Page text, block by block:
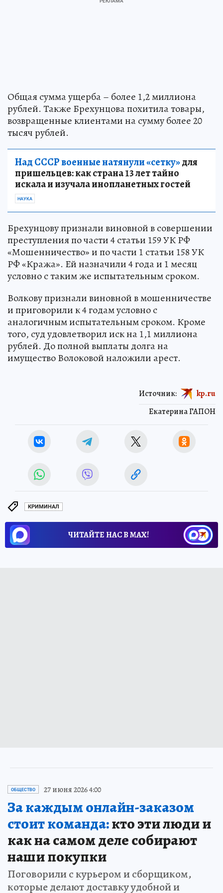
Общая сумма ущерба – более 1,2 миллиона
рублей. Также Брехунцова похитила товары,
возвращенные клиентами на сумму более 20
тысяч рублей.
Над СССР военные натянули «сетку»для
пришельцев: как страна 13 лет тайно
искала и изучала инопланетных гостей
НАУКА
Брехунцову признали виновной в совершении
преступления по части 4 статьи 159 УК РФ
«Мошенничество» и по части 1 статьи 158 УК
РФ «Кража». Ей назначили 4 года и 1 месяц
условно с таким же испытательным сроком.
Волкову признали виновной в мошенничестве
и приговорили к 4 годам условно с
аналогичным испытательным сроком. Кроме
того, суд удовлетворил иск на 1,1 миллиона
рублей. До полной выплаты долга на
имущество Волоковой наложили арест.
Екатерина ГАПОН
Источник: kp.ru
КРИМИНАЛ
ЧИТАЙТЕ НАС В МАХ!
ОБЩЕСТВО 27 июня 2026 4:00
За каждым онлайн-заказом
стоит команда:кто эти люди и
как на самом деле собирают
наши покупки
Поговорили с курьером и сборщиком,
которые делают доставку удобной и